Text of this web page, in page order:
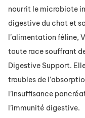
nourrit le microbiote
digestive du chat et
l’alimentation féline,
toute race souffrant
Digestive Support.
troubles de
l’insuffisance
l’immunité digestive.